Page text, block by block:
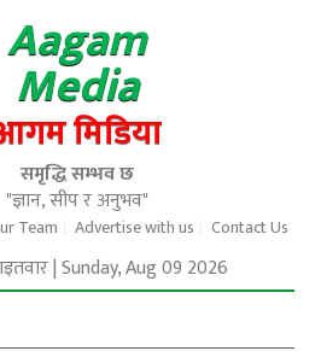
Aagam
Media
मिडिया
समृद्धि सम्भव छ
"ज्ञान, सीप र अनुभव"
Team Advertise with us Contact Us
|Sunday, Aug 09 2026